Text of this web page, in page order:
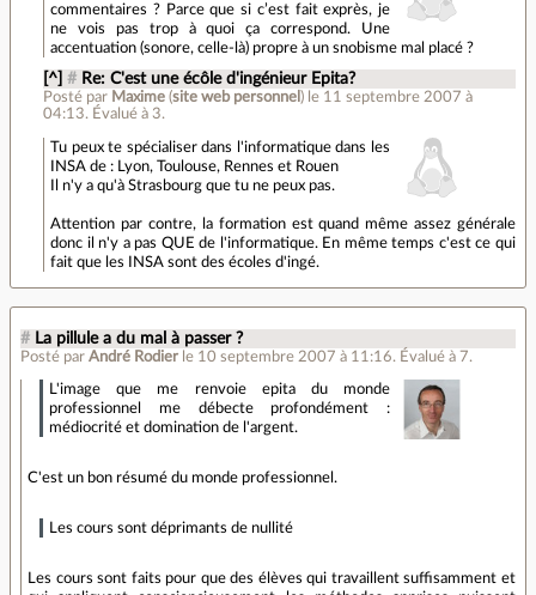
commentaires ? Parce que si c’est fait exprès, je
ne vois pas trop à quoi ça correspond. Une
accentuation (sonore, celle-là) propre à un snobisme mal placé ?
[^] # Re: C'est une écôle d'ingénieur Epita?
Posté par Maxime (site web personnel ) le 11 septembre 2007 à
04:13. Évalué à 3.
Tu peux te spécialiser dans l'informatique dans les
INSA de : Lyon, Toulouse, Rennes et Rouen
Il n'y a qu'à Strasbourg que tu ne peux pas.
Attention par contre, la formation est quand même assez générale
donc il n'y a pas QUE de l'informatique. En même temps c'est ce qui
fait que les INSA sont des écoles d'ingé.
# La pillule a du mal à passer ?
Posté par André Rodier le 10 septembre 2007 à 11:16. Évalué à 7.
L'image que me renvoie epita du monde
professionnel me débecte profondément :
médiocrité et domination de l'argent.
C'est un bon résumé du monde professionnel.
Les cours sont déprimants de nullité
Les cours sont faits pour que des élèves qui travaillent suffisamment et